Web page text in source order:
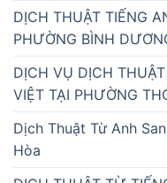
DỊCH THUẬT TIẾNG
PHƯỜNG BÌNH
DỊCH VỤ DỊCH
VIỆT TẠI PHƯỜNG
Dịch Thuật Từ Anh
Hòa